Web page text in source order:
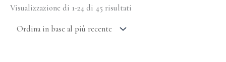
Visualizzazione di 1-24 di 45 risultati